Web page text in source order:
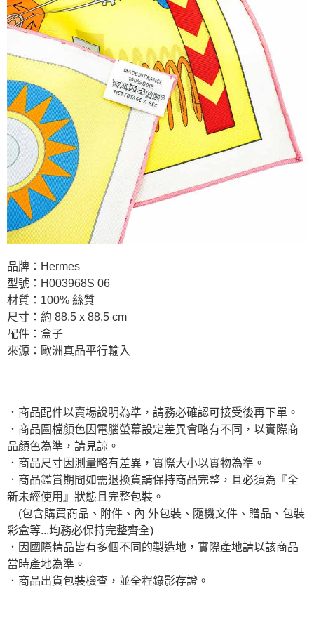
品牌：Hermes
型號：H003968S 06
材質：100% 絲質
尺寸：約 88.5 x 88.5 cm
配件：盒子
來源：歐洲真品平行輸入
．商品配件以賣場說明為準，請務必確認可接受後再下單。
．商品圖檔顏色因電腦螢幕設定差異會略有不同，以實際商
品顏色為準，請見諒。
．商品尺寸因測量略有差異，實際大小以實物為準。
．商品鑑賞期間如需退換貨請保持商品完整，且必須為『全
新未經使用』狀態且完整包裝。
(包含購買商品、附件、內 外包裝、隨機文件、贈品、包裝
彩盒等...均務必保持完整齊全)
．因國際精品皆有多個不同的製造地，實際產地請以該商品
當時產地為準。
．商品出貨包裝檢查，並全程錄影存證。